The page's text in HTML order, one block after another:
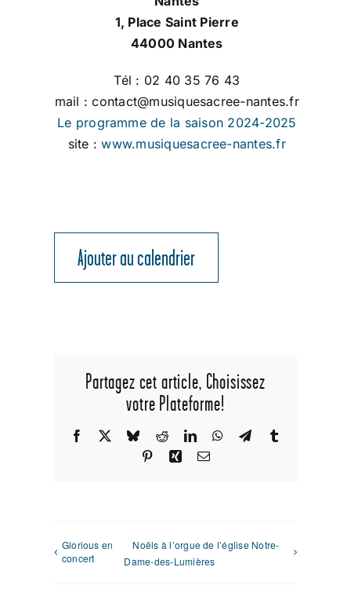
1, Place Saint Pierre
44000 Nantes
Tél : 02 40 35 76 43
mail : contact@musiquesacree-nantes.fr
Le programme de la saison 2024-2025
site :www.musiquesacree-nantes.fr
Ajouter au calendrier
Partagez cet article, Choisissez
votre Plateforme!
Facebook BlueskyRedditLinkedInWhatsApp
Telegram
PinterestXing Email
Glorious en
concert
Noëls à l’orgue de l’église Notre-
Dame-des-Lumières